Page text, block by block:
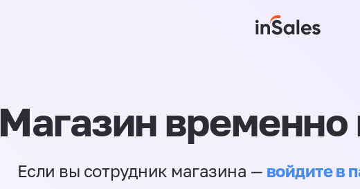
Магазин временно
Если вы сотрудник магазина — войдите в